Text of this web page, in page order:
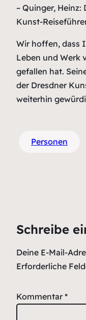
– Quinger, Heinz:
Kunst-
Wir hoffen, dass
Leben und Werk
gefallen hat.
der Dresdner
weiterhin
Personen
Schreibe
Deine E-Mail-
Erforderliche
Kommentar *